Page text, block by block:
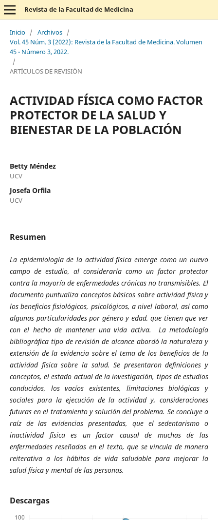
Revista de la Facultad de Medicina
Inicio / Archivos /
Vol. 45 Núm. 3 (2022): Revista de la Facultad de Medicina. Volumen
45 - Número 3, 2022.
/
ARTÍCULOS DE REVISIÓN
ACTIVIDAD FÍSICA COMO FACTOR
PROTECTOR DE LA SALUD Y
BIENESTAR DE LA POBLACIÓN
Betty Méndez
UCV
Josefa Orfila
UCV
Resumen
La epidemiología de la actividad física emerge como un nuevo
campo de estudio, al considerarla como un factor protector
contra la mayoría de enfermedades crónicas no transmisibles. El
documento puntualiza conceptos básicos sobre actividad física y
los beneficios fisiológicos, psicológicos, a nivel laboral, así como
algunas particularidades por género y edad, que tienen que ver
con el hecho de mantener una vida activa. La metodología
bibliográfica tipo de revisión de alcance abordó la naturaleza y
extensión de la evidencia sobre el tema de los beneficios de la
actividad física sobre la salud. Se presentaron definiciones y
conceptos, el estado actual de la investigación, tipos de estudios
conducidos, los vacíos existentes, limitaciones biológicas y
sociales para la ejecución de la actividad y, consideraciones
futuras en el tratamiento y solución del problema. Se concluye a
raíz de las evidencias presentadas, que el sedentarismo o
inactividad física es un factor causal de muchas de las
enfermedades reseñadas en el texto, que se vincula de manera
reiterativa a los hábitos de vida saludable para mejorar la
salud física y mental de las personas.
Descargas